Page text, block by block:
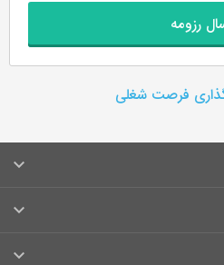
رزومه
فرصت شغلی